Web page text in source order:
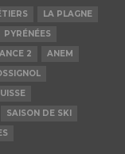
LA PLAGNE
PYRÉNÉES
2
ANEM
SAISON DE SKI